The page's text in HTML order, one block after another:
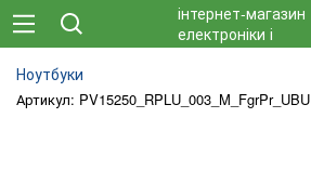
Ноутбуки
Артикул: PV15250_RPLU_003_M_FgrPr_UBU